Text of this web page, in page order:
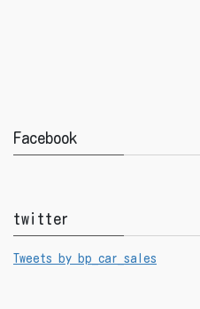
Facebook
twitter
Tweets by bp_car_sales